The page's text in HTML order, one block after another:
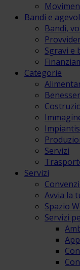
Bandi e
Bandi,
Sgravi e
Categorie
Servizi
Servizi
Avvia la
Spazio
Servizi